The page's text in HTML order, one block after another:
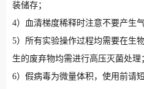
装储存；
4）血清梯度稀释时注意不要产生气
5）所有实验操作过程均需要在生
生的废弃物均需进行高压灭菌处理
6）假病毒为微量体积，使用前请